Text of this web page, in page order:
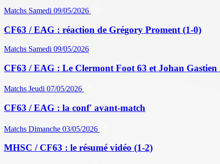
Matchs Samedi 09/05/2026
CF63 / EAG : réaction de Grégory Proment (1-0)
Matchs Samedi 09/05/2026
CF63 / EAG : Le Clermont Foot 63 et Johan
Matchs Jeudi 07/05/2026
CF63 / EAG : la conf' avant-match
Matchs Dimanche 03/05/2026
MHSC / CF63 : le résumé vidéo (1-2)